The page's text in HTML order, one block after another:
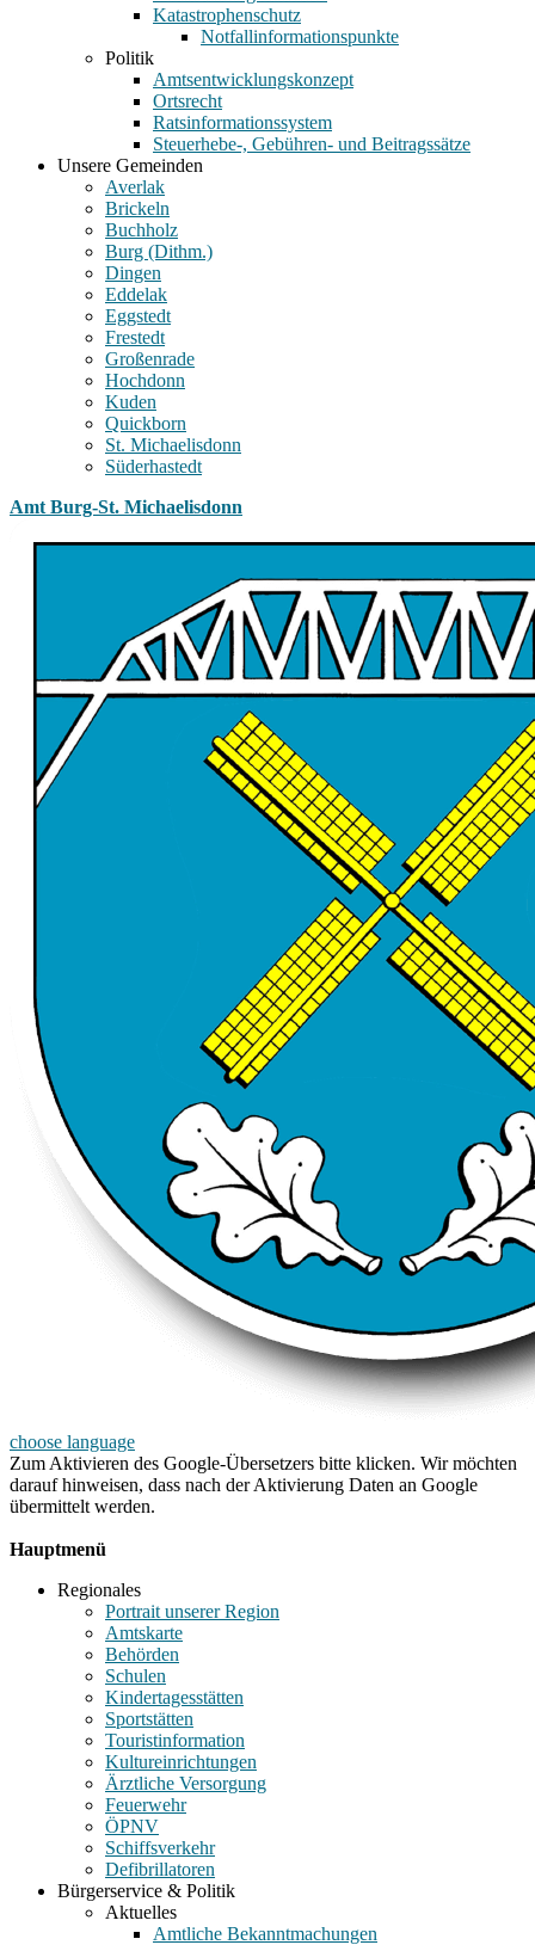
Katastrophenschutz
Notfallinformationspunkte
Politik
Amtsentwicklungskonzept
Ortsrecht
Ratsinformationssystem
Steuerhebe-, Gebühren- und Beitragssätze
Unsere Gemeinden
Averlak
Brickeln
Buchholz
Burg (Dithm.)
Dingen
Eddelak
Eggstedt
Frestedt
Großenrade
Hochdonn
Kuden
Quickborn
St. Michaelisdonn
Süderhastedt
Amt Burg-St. Michaelisdonn
choose language
Zum Aktivieren des Google-Übersetzers bitte klicken. Wir möchten
darauf hinweisen, dass nach der Aktivierung Daten an Google
übermittelt werden.
Hauptmenü
Regionales
Portrait unserer Region
Amtskarte
Behörden
Schulen
Kindertagesstätten
Sportstätten
Touristinformation
Kultureinrichtungen
Ärztliche Versorgung
Feuerwehr
ÖPNV
Schiffsverkehr
Defibrillatoren
Bürgerservice & Politik
Aktuelles
Amtliche Bekanntmachungen